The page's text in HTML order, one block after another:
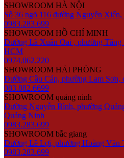
SHOWROOM HÀ NỘI
Số 36 ngõ 116 đường Nguyễn
0983.283.699
SHOWROOM HỒ CHÍ MINH
Đường Lã Xuân Oai , phường
HCM
0974.062.220
SHOWROOM HẢI PHÒNG
Đường Cầu Cáp, phường Lam Sơn,
083.882.6699
SHOWROOM quảng ninh
Đường Nguyễn Bình, phường
Quảng Ninh
0983.283.699
SHOWROOM bắc giang
Đường Lê Lợi, phường Hoàng Văn
0983.283.699